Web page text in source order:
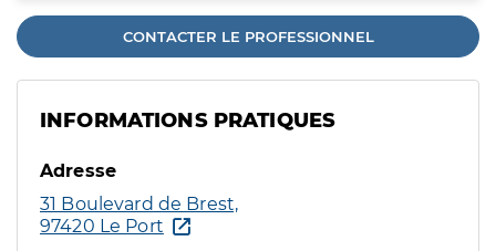
CONTACTER LE PROFESSIONNEL
INFORMATIONS PRATIQUES
Adresse
31 Boulevard de Brest,
97420 Le Port